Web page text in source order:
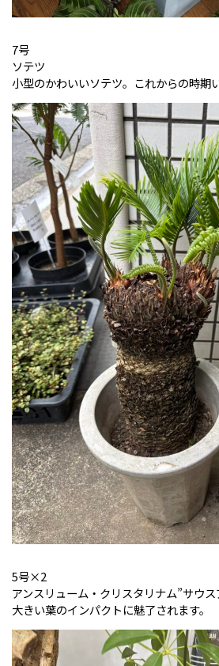
7号
ソテツ
小型のかわいいソテツ。これからの時期
5号×2
アンスリューム・クリスタリナム”サウス
大きい葉のインパクトに魅了されます。